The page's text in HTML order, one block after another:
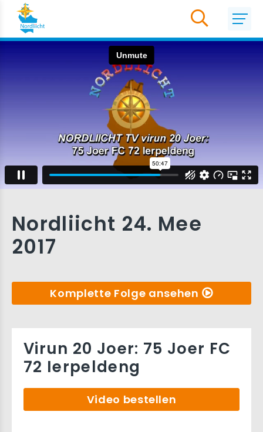
Nordliicht 24. Mee
2017
Komplette Folge ansehen
Virun 20 Joer: 75 Joer FC
72 Ierpeldeng
Video bestellen